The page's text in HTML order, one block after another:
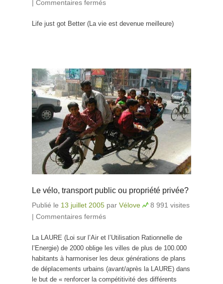
| Commentaires fermés
Life just got Better (La vie est devenue meilleure)
Le vélo, transport public ou propriété privée?
Publié le 13 juillet 2005 par Vélove
8 991 visites
| Commentaires fermés
La LAURE (Loi sur l’Air et l’Utilisation Rationnelle de
l’Energie) de 2000 oblige les villes de plus de 100.000
habitants à harmoniser les deux générations de plans
de déplacements urbains (avant/après la LAURE) dans
le but de « renforcer la compétitivité des différents